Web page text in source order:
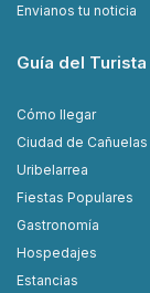
Envianos tu noticia
Guía del Turista
Cómo llegar
Ciudad de Cañuelas
Uribelarrea
Fiestas Populares
Gastronomía
Hospedajes
Estancias